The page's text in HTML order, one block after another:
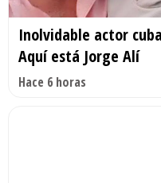
Inolvidable actor
Aquí está Jorge Alí
Hace 6 horas